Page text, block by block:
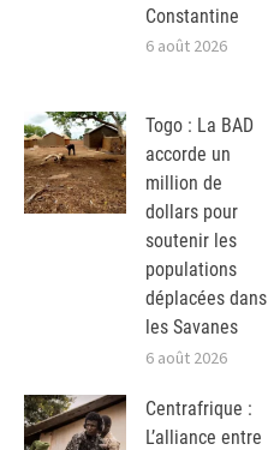
Constantine
6 août 2026
Togo : La BAD
accorde un
million de
dollars pour
soutenir les
populations
déplacées dans
les Savanes
6 août 2026
Centrafrique :
L’alliance entre